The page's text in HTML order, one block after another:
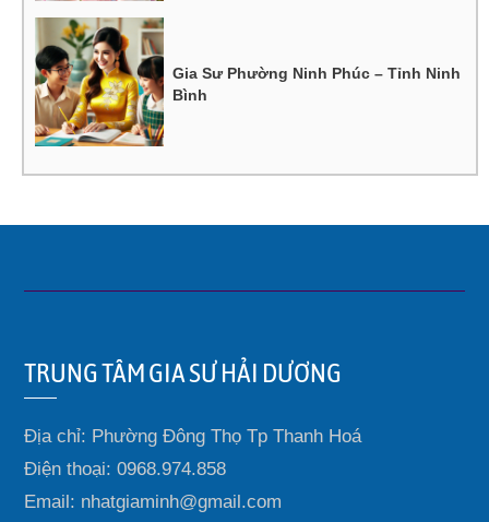
Gia Sư Phường Ninh Phúc – Tỉnh Ninh
Bình
TRUNG TÂM GIA SƯ HẢI DƯƠNG
Địa chỉ: Phường Đông Thọ Tp Thanh Hoá
Điện thoại: 0968.974.858
Email: nhatgiaminh@gmail.com